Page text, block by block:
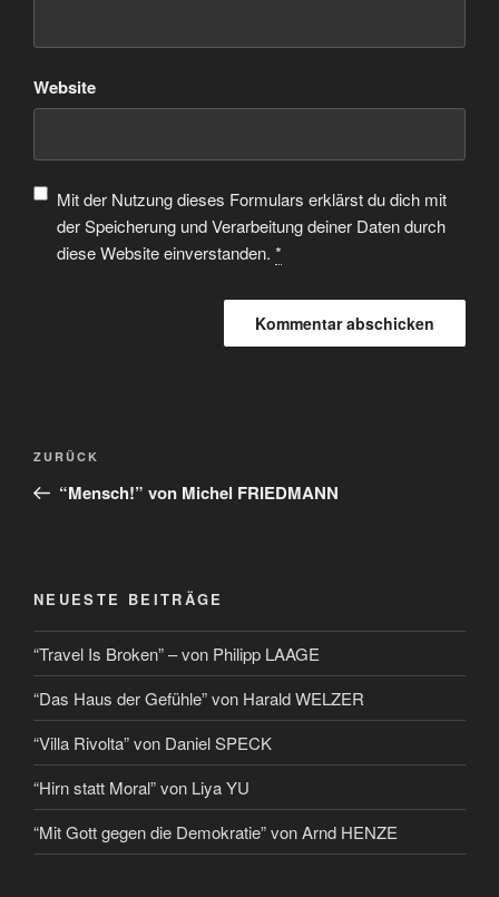
Website
Mit der Nutzung dieses Formulars erklärst du dich mit
der Speicherung und Verarbeitung deiner Daten durch
diese Website einverstanden. *
ZURÜCK
“Mensch!” von Michel FRIEDMANN
NEUESTE BEITRÄGE
“Travel Is Broken” – von Philipp LAAGE
“Das Haus der Gefühle” von Harald WELZER
“Villa Rivolta” von Daniel SPECK
“Hirn statt Moral” von Liya YU
“Mit Gott gegen die Demokratie” von Arnd HENZE